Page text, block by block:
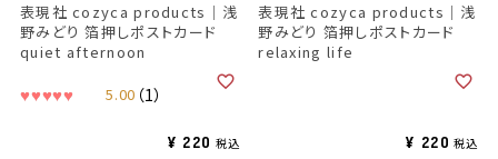
表現社 cozyca products｜浅
野みどり 箔押しポストカード
quiet afternoon
¥ 220 税込
5.00 （1）
表現社 cozyca products｜浅
野みどり 箔押しポストカード
relaxing life
¥ 220 税込